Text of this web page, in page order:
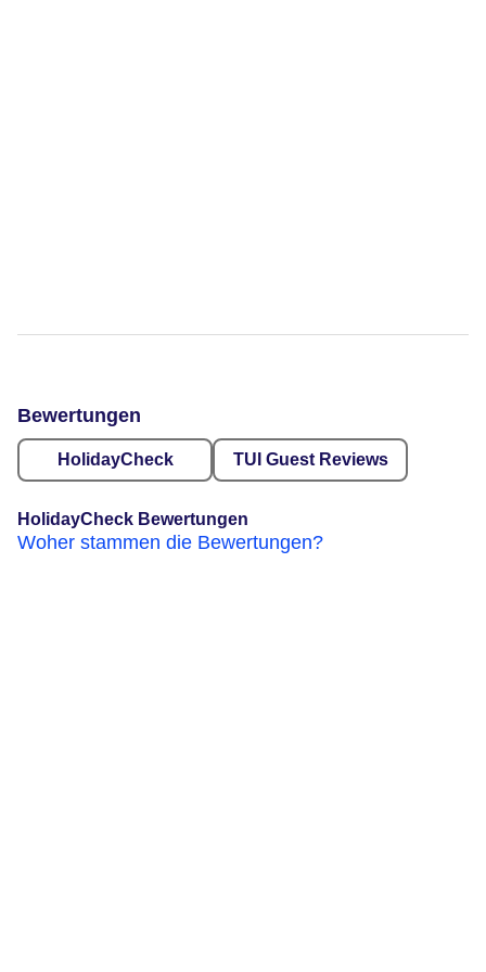
Bewertungen
HolidayCheck TUI Guest Reviews
HolidayCheck Bewertungen
Woher stammen die Bewertungen?